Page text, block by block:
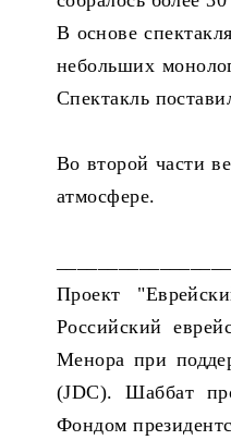
В основе
небольших
Спектакль
Во второй части
атмосфере.
Проект
Российский
Менора при
(JDC). Шаббат
Фондом